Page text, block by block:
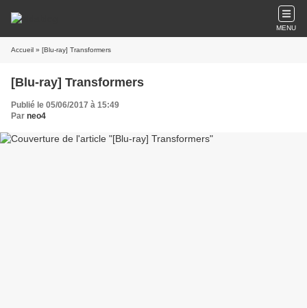
MENU
Accueil » [Blu-ray] Transformers
[Blu-ray] Transformers
Publié le 05/06/2017 à 15:49
Par neo4